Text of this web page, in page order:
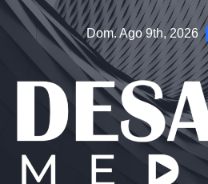
Dom. Ago 9th, 2026